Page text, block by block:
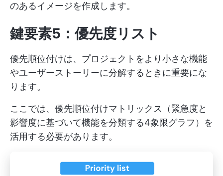
のあるイメージを作成します。
鍵要素5：優先度リスト
優先順位付けは、プロジェクトをより小さな機能
やユーザーストーリーに分解するときに重要にな
ります。
ここでは、優先順位付けマトリックス（緊急度と
影響度に基づいて機能を分類する4象限グラフ）を
活用する必要があります。